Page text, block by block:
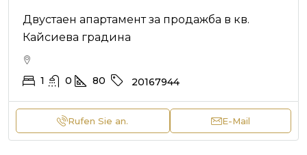
Двустаен апартамент за продажба в кв.
Кайсиева градина
1 0 80 20167944
Rufen Sie an. E-Mail